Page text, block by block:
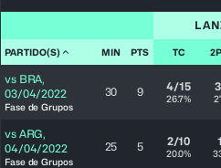
PARTIDO(S) MIN PTS TC
vs BRA,
03/04/2022
Fase de Grupos
30 9 4/15
26.7%
vs ARG,
04/04/2022
Fase de Grupos
25 5 2/10
20.0%